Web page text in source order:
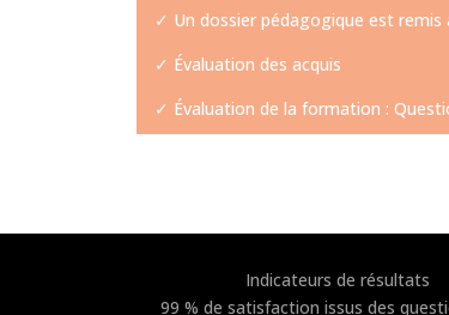
✓ Un dossier pédagogique est remis
✓ Évaluation des acquis
✓ Évaluation de la formation :
Indicateurs de résultats
99 % de satisfaction issus des